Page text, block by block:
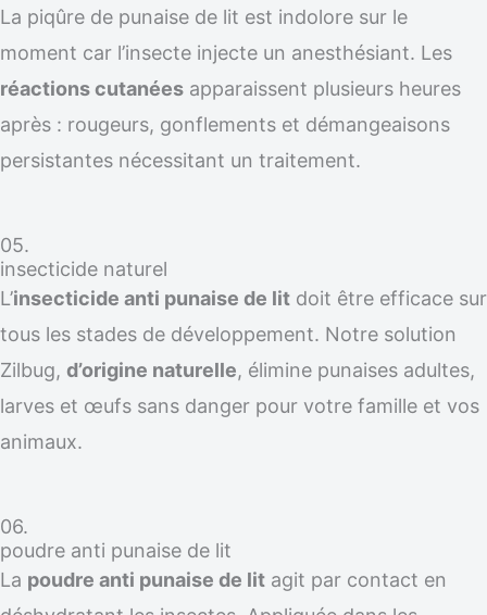
La piqûre de punaise de lit est indolore sur le
moment car l’insecte injecte un anesthésiant. Les
réactions cutanées apparaissent plusieurs heures
après : rougeurs, gonflements et démangeaisons
persistantes nécessitant un traitement.
05.
insecticide naturel
L’insecticide anti punaise de lit doit être efficace sur
tous les stades de développement. Notre solution
Zilbug, d’origine naturelle, élimine punaises adultes,
larves et œufs sans danger pour votre famille et vos
animaux.
06.
poudre anti punaise de lit
La poudre anti punaise de lit agit par contact en